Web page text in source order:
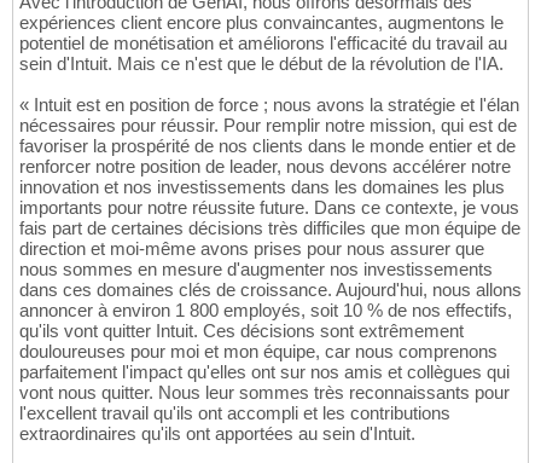
expériences client encore plus convaincantes, augmentons le
potentiel de monétisation et améliorons l'efficacité du travail au
sein d'Intuit. Mais ce n'est que le début de la révolution de l'IA.
« Intuit est en position de force ; nous avons la stratégie et l'élan
nécessaires pour réussir. Pour remplir notre mission, qui est de
favoriser la prospérité de nos clients dans le monde entier et de
renforcer notre position de leader, nous devons accélérer notre
innovation et nos investissements dans les domaines les plus
importants pour notre réussite future. Dans ce contexte, je vous
fais part de certaines décisions très difficiles que mon équipe de
direction et moi-même avons prises pour nous assurer que
nous sommes en mesure d'augmenter nos investissements
dans ces domaines clés de croissance. Aujourd'hui, nous allons
annoncer à environ 1 800 employés, soit 10 % de nos effectifs,
qu'ils vont quitter Intuit. Ces décisions sont extrêmement
douloureuses pour moi et mon équipe, car nous comprenons
parfaitement l'impact qu'elles ont sur nos amis et collègues qui
vont nous quitter. Nous leur sommes très reconnaissants pour
l'excellent travail qu'ils ont accompli et les contributions
extraordinaires qu'ils ont apportées au sein d'Intuit.